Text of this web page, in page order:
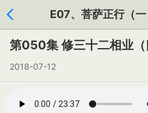
E07、菩萨正行（一
第050集 修三十二相业（
2018-07-12